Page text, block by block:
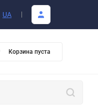
UA
Корзина пуста